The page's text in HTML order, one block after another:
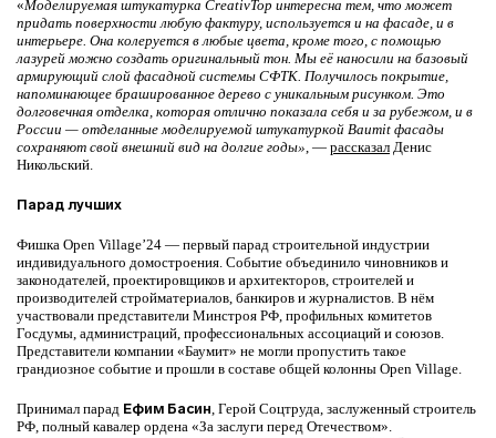
«Моделируемая штукатурка CreativTop интересна тем, что может
придать поверхности любую фактуру, используется и на фасаде, и в
интерьере. Она колеруется в любые цвета, кроме того, с помощью
лазурей можно создать оригинальный тон. Мы её наносили на базовый
армирующий слой фасадной системы СФТК. Получилось покрытие,
напоминающее брашированное дерево с уникальным рисунком. Это
долговечная отделка, которая отлично показала себя и за рубежом, и в
России — отделанные моделируемой штукатуркой Baumit фасады
сохраняют свой внешний вид на долгие годы», — рассказал Денис
Никольский.
Парад лучших
Фишка Open Village’24 — первый парад строительной индустрии
индивидуального домостроения. Событие объединило чиновников и
законодателей, проектировщиков и архитекторов, строителей и
производителей стройматериалов, банкиров и журналистов. В нём
участвовали представители Минстроя РФ, профильных комитетов
Госдумы, администраций, профессиональных ассоциаций и союзов.
Представители компании «Баумит» не могли пропустить такое
грандиозное событие и прошли в составе общей колонны Open Village.
Принимал парад Ефим Басин, Герой Соцтруда, заслуженный строитель
РФ, полный кавалер ордена «За заслуги перед Отечеством».